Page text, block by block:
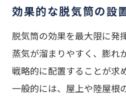
効果的な脱気筒の設
脱気筒の効果を最大限に発
蒸気が溜まりやすく、膨れ
戦略的に配置することが求
一般的には、屋上や陸屋根